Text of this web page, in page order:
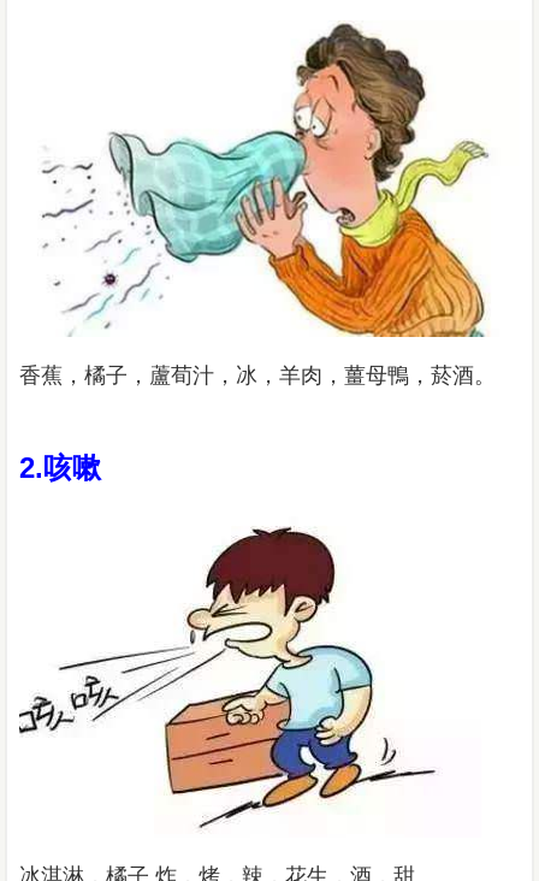
香蕉，橘子，蘆荀汁，冰，羊肉，薑母鴨，菸酒。
2.咳嗽
冰淇淋，橘子,炸，烤，辣，花生，酒，甜